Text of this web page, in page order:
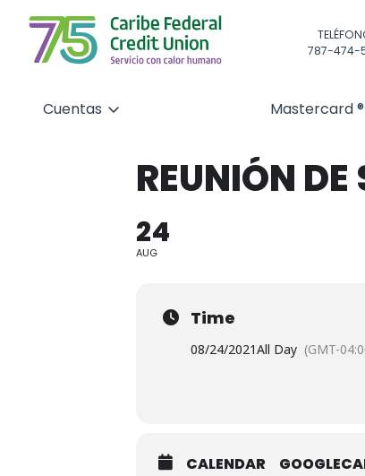
787-474-
Cuentas Mastercard ®
REUNIÓN DE
24
AUG
Time
08/24/2021All Day (GMT-
CALENDAR